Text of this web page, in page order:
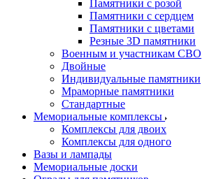
Памятники с розой
Памятники с сердцем
Памятники с цветами
Резные 3D памятники
Военным и участникам СВО
Двойные
Индивидуальные памятники
Мраморные памятники
Стандартные
Мемориальные комплексы
Комплексы для двоих
Комплексы для одного
Вазы и лампады
Мемориальные доски